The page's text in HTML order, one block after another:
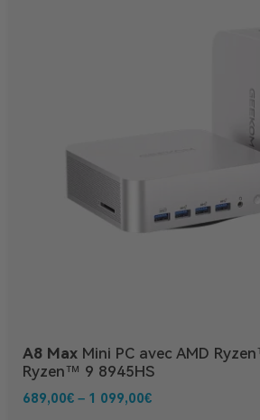
A8 Max Mini PC avec AMD
Ryzen™ 9 8945HS
689,00€ – 1 099,00€